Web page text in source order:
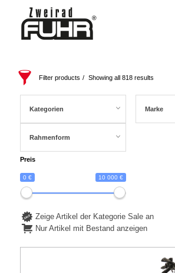
Filter products Showing all 818 results
Kategorien Marke
Rahmenform
Preis
0 € 10 000 €
Zeige Artikel der Kategorie Sale an
Nur Artikel mit Bestand anzeigen